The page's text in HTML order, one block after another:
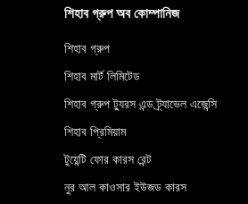
শিহাব গ্রুপ অব কোম্পানিজ
শিহাব গ্রুপ
শিহাব মার্ট লিমিটেড
শিহাব গ্রুপ ট্যুরস এন্ড ট্র্যাভেল এজেন্সি
শিহাব প্রিমিয়াম
টুয়েন্টি ফোর কারস রেন্ট
নুর আল কাওসার ইউজড কারস